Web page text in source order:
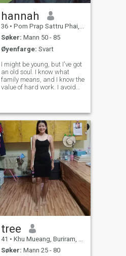
hannah
36 • Pom Prap Sattru Phai, Bangkok, Thailand
Søker: Mann 50 - 85
Øyenfarge: Svart
I might be young, but I've got
an old soul. I know what
family means, and I know the
value of hard work. I avoid
me, life's like an open field of
endless opportunit
tree
41 • Khu Mueang, Buriram, Thailand
Søker: Mann 25 - 80